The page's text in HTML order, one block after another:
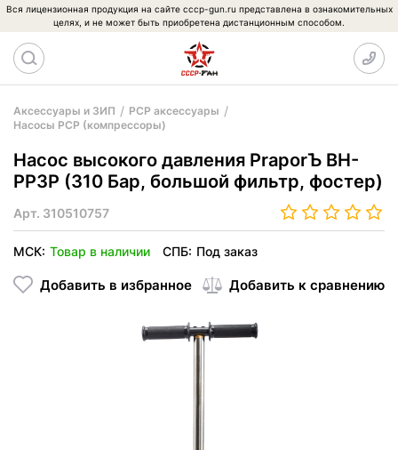
Вся лицензионная продукция на сайте cccp-gun.ru представлена в ознакомительных
целях, и не может быть приобретена дистанционным способом.
Аксессуары и ЗИП
PCP аксессуары
Насосы PCP (компрессоры)
Насос высокого давления PraporЪ BH-
PP3P (310 Бар, большой фильтр, фостер)
Арт. 310510757
МСК: Товар в наличии СПБ: Под заказ
Добавить в избранное Добавить к сравнению